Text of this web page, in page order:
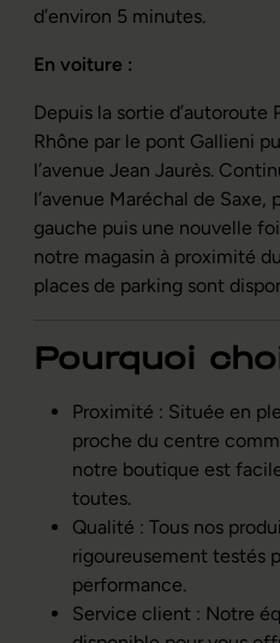
d’environ 5 minutes.
En voiture :
Depuis la sortie d’autoroute
Rhône par le pont Gallieni
l’avenue Jean Jaurès.
l’avenue Maréchal de Saxe,
gauche puis une nouvelle
notre magasin à proximité
places de parking sont
Pourquoi
Proximité : Située en
proche du centre
notre boutique est
toutes.
Qualité : Tous nos
rigoureusement testés
performance.
Service client : Notre